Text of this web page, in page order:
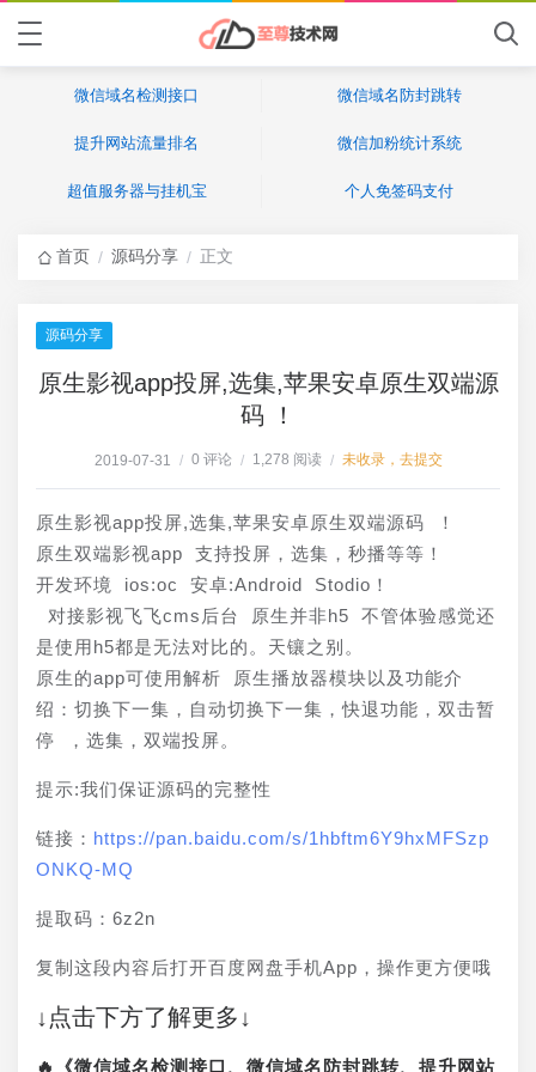
微信域名检测接口 微信域名防封跳转
提升网站流量排名 微信加粉统计系统
超值服务器与挂机宝 个人免签码支付
首页 / 源码分享 / 正文
源码分享
原生影视app投屏,选集,苹果安卓原生双端源
码 ！
2019-07-31 / 0 评论 / 1,278 阅读 / 未收录，去提交
原生影视app投屏,选集,苹果安卓原生双端源码 ！
原生双端影视app 支持投屏，选集，秒播等等！
开发环境 ios:oc 安卓:Android Stodio！
是使用h5都是无法对比的。天镶之别。
原生的app可使用解析 原生播放器模块以及功能介
绍：切换下一集，自动切换下一集，快退功能，双击暂
停 ，选集，双端投屏。
提示:我们保证源码的完整性
链接： https://pan.baidu.com/s/1hbftm6Y9hxMFSzp
ONKQ-MQ
提取码：6z2n
复制这段内容后打开百度网盘手机App，操作更方便哦
↓点击下方了解更多↓
🔥《微信域名检测接口、微信域名防封跳转、提升网站